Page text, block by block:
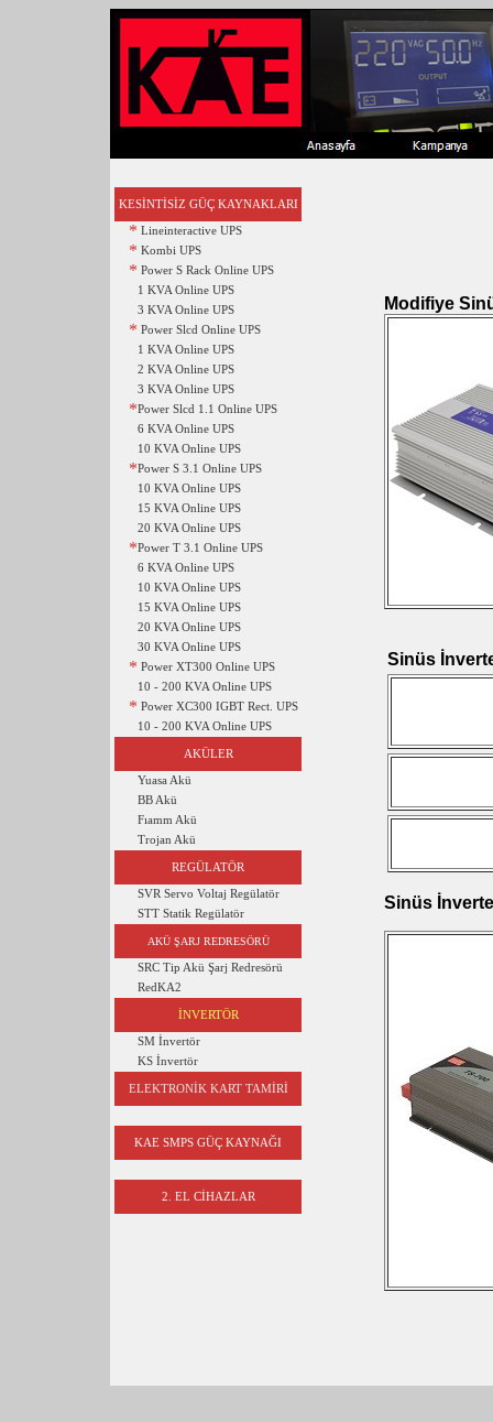
KESİNTİSİZ GÜÇ KAYNAKLARI
* Lineinteractive UPS
* Kombi UPS
* Power S Rack Online UPS
1 KVA Online UPS
3 KVA Online UPS
* Power Slcd Online UPS
1 KVA Online UPS
2 KVA Online UPS
3 KVA Online UPS
*Power Slcd 1.1 Online UPS
6 KVA Online UPS
10 KVA Online UPS
*Power S 3.1 Online UPS
10 KVA Online UPS
15 KVA Online UPS
20 KVA Online UPS
*Power T 3.1 Online UPS
6 KVA Online UPS
10 KVA Online UPS
15 KVA Online UPS
20 KVA Online UPS
30 KVA Online UPS
* Power XT300 Online UPS
10 - 200 KVA Online UPS
* Power XC300 IGBT Rect. UPS
10 - 200 KVA Online UPS
AKÜLER
Yuasa Akü
BB Akü
Fıamm Akü
Trojan Akü
REGÜLATÖR
SVR Servo Voltaj Regülatör
STT Statik Regülatör
AKÜ ŞARJ REDRESÖRÜ
SRC Tip Akü Şarj Redresörü
RedKA2
İNVERTÖR
SM İnvertör
KS İnvertör
ELEKTRONİK KART TAMİRİ
KAE SMPS GÜÇ KAYNAĞI
2. EL CİHAZLAR
Modifiye
Sinüs
Sinüs